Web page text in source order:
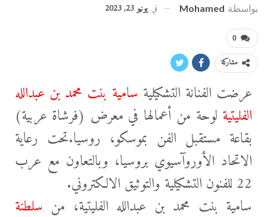
بواسطة Mohamed في يونيو 23, 2023
0
مشاركة
عرضت الفنانة التشكيلية سامية بنت محمد بن عبدالله
الفليتية لوحة من أعمالها في معرض (فرشاة عربية)
بقاعة مستقبل الفن بموسكو، روسيا.تحت رعاية
الاتحاد الأوروآسيوي بروسيا، وبالتعاون مع عرب
22 للفنون التشكيلية والتوثيق الالكتروني.
سامية بنت محمد بن عبدالله الفليتية، من سلطنة